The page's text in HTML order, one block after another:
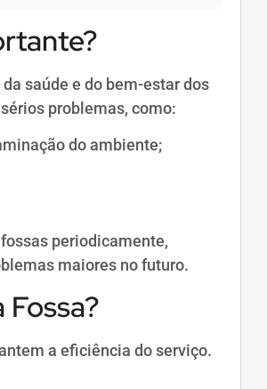
saúde e do bem-estar dos
problemas, como:
do ambiente;
periodicamente,
maiores no futuro.
a eficiência do serviço.